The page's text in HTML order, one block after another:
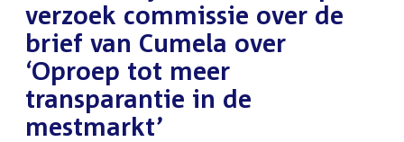
verzoek commissie over de
brief van Cumela over
‘Oproep tot meer
transparantie in de
mestmarkt’